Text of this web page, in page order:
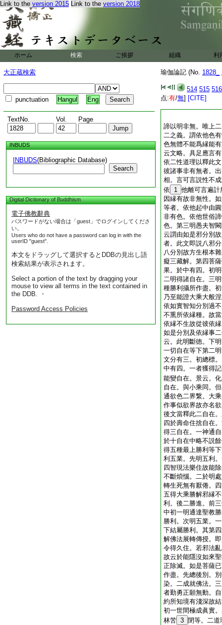
Link to the version 2015 Link to the version 2018
ホーム 検索 ご挨拶 組織 利
大正蔵検索
punctuation Hangul Eng
TextNo. Vol. Page
INBUDS
INBUDS(Bibliographic Database)
Search
Digital Dictionary of Buddhism
電子佛教辭典
パスワードがない場合は「guest」でログインしてくださ
い。
Users who do not have a password can log in with the
userID "guest".
本文をドラッグして選択するとDDBの見出し語
検索結果が表示されます。
Select a portion of the text by dragging your
mouse to view all terms in the text contained in
the DDB. ・
Password Access Policies
瑜伽論記 (No. 1828_
514 515 516
点:有/無] [CITE]
諦以明非無。唯上
二之義。謂依他色
色無體不能爲縁能
云文略。具足應言
依二性道理以釋此
彼諸事非有無者。
相。言可言説性不
依
1 他離可言遍計
因縁有故非無性。
等者。依他起中由
非有色。依他世俗
色。第三明愚夫智
云謂由如是邪分別
者。此文即説八邪
八分別故方生根本
癡三藏解。第四菩
果。於中有四。初
二明得諸自在。三
種勝利攝所作盡。
乃至能證大乘大般
依如實智知分別過
不熏所依縁種。故
依縁不生故從彼依
如是分別及依縁事
云。此明斷徳。下
一切自在等下第二
文分有三。初總標
中有四。一者獲得
能變自在。景云。
自在。與小乘同。
通欲色二界繋。大
作事似欲界故亦名
後文當釋此二自在
四於壽命住捨自在
得三自在。一神通
於十自在中略不説
得五種最上勝利等
利五業。先明五利
四智現法樂住故能
不斷煩惱。二於明
轉生死無有厭倦。
五得大乘勝解邪縁
利。後二勝進。前
中初一明通達聖教
勝利。次明五業。
下結屬勝利。其第
解佛法展轉傳授。
令得久住。若邪法
故云於能隱沒如來
正除滅。如是菩薩
作盡。先總後別。
染。二成就佛法。
者勤勇正願無動。
約所知境有淺深故
初一世間極成眞實
林苦 3 閉等。二